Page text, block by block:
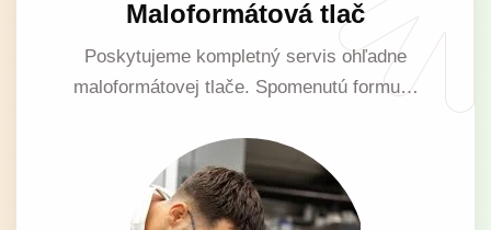
Maloformátová tlač
Poskytujeme kompletný servis ohľadne
maloformátovej tlače. Spomenutú formu…